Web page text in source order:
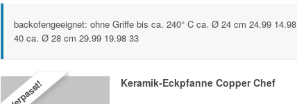
backofengeeignet: ohne Griffe bis ca. 240° C ca. Ø 24 cm 24.99 14.98
40 ca. Ø 28 cm 29.99 19.98 33
Verpasst! Keramik-Eckpfanne Copper Chef